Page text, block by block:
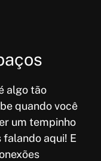
algo tão
quando você
um tempinho
falando aqui! E